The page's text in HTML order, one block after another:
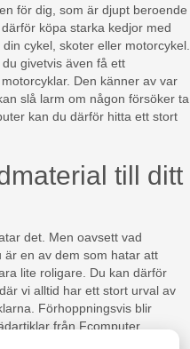
för dig, som är djupt beroende
köpa starka kedjor med
cykel, skoter eller motorcykel.
givetvis även få ett
Den känner av var
slå larm om någon försöker ta
kan du därför hitta ett stort
till ditt
det. Men oavsett vad
är en av dem som hatar att
lite roligare. Du kan därför
vi alltid har ett stort urval av
Förhoppningsvis blir
från Fcomputer.